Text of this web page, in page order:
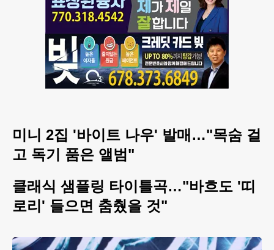
미니 2집 '바이트 나우' 발매…"목숨 걸
고 독기 품은 앨범"
클래식 샘플링 타이틀곡…"바흐도 '띠
로리' 들으면 춤췄을 것"